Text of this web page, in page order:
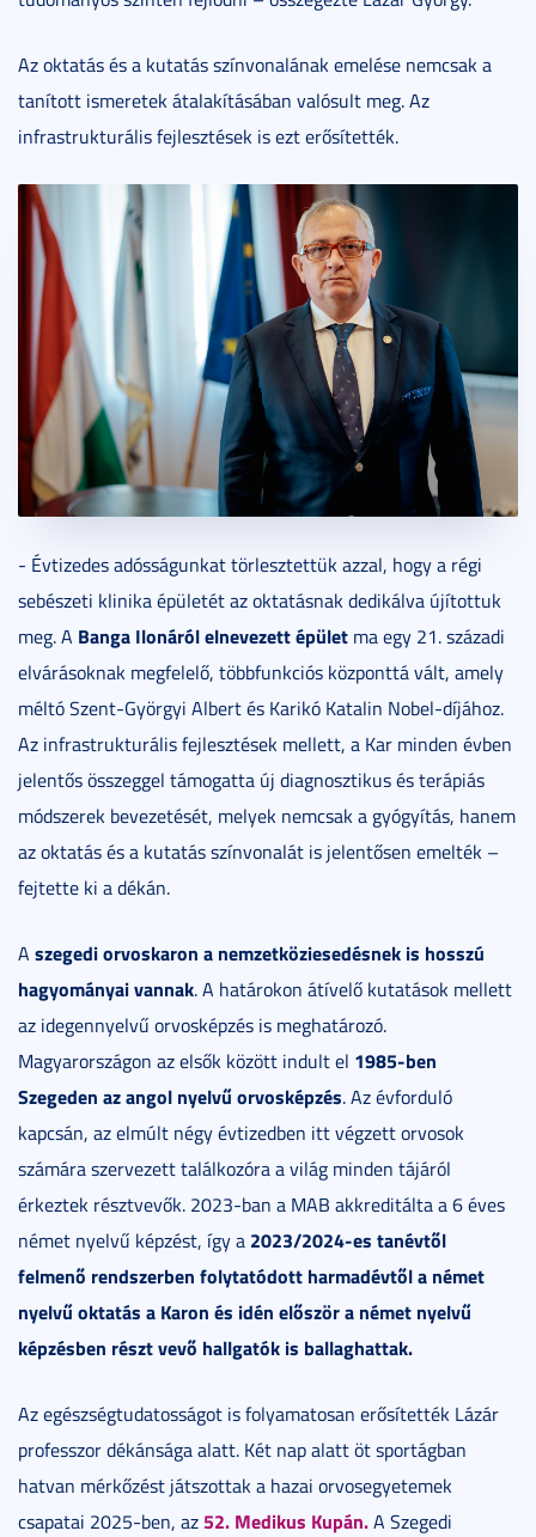
Az oktatás és a kutatás színvonalának emelése nemcsak a
tanított ismeretek átalakításában valósult meg. Az
infrastrukturális fejlesztések is ezt erősítették.
- Évtizedes adósságunkat törlesztettük azzal, hogy a régi
sebészeti klinika épületét az oktatásnak dedikálva újítottuk
meg. A Banga Ilonáról elnevezett épület ma egy 21. századi
elvárásoknak megfelelő, többfunkciós központtá vált, amely
méltó Szent-Györgyi Albert és Karikó Katalin Nobel-díjához.
Az infrastrukturális fejlesztések mellett, a Kar minden évben
jelentős összeggel támogatta új diagnosztikus és terápiás
módszerek bevezetését, melyek nemcsak a gyógyítás, hanem
az oktatás és a kutatás színvonalát is jelentősen emelték –
fejtette ki a dékán.
A szegedi orvoskaron a nemzetköziesedésnek is hosszú
hagyományai vannak. A határokon átívelő kutatások mellett
az idegennyelvű orvosképzés is meghatározó.
Magyarországon az elsők között indult el 1985-ben
Szegeden az angol nyelvű orvosképzés. Az évforduló
kapcsán, az elmúlt négy évtizedben itt végzett orvosok
számára szervezett találkozóra a világ minden tájáról
érkeztek résztvevők. 2023-ban a MAB akkreditálta a 6 éves
német nyelvű képzést, így a 2023/2024-es tanévtől
felmenő rendszerben folytatódott harmadévtől a német
nyelvű oktatás a Karon és idén először a német nyelvű
képzésben részt vevő hallgatók is ballaghattak.
Az egészségtudatosságot is folyamatosan erősítették Lázár
professzor dékánsága alatt. Két nap alatt öt sportágban
hatvan mérkőzést játszottak a hazai orvosegyetemek
csapatai 2025-ben, az52. Medikus Kupán.A Szegedi